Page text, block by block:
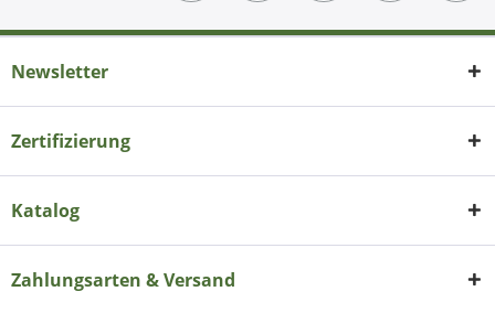
Newsletter
Zertifizierung
Katalog
Zahlungsarten & Versand